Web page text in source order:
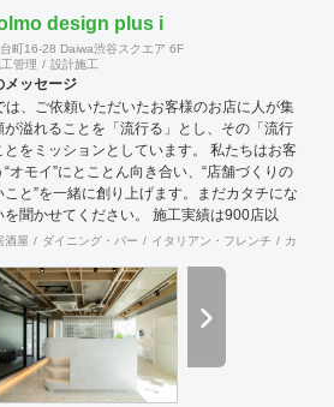
い方法で、アレルギー・シックハウス症
過敏症の方や健康な方にも良いとされ
一切使わない施工方法で無添加資材を使
応できます。多様な形で取り組んでおり
富な営業、デザイナー、設計士、建築士
監督がお客様をトータルサポート致しま
では自社の職人がおりますので、柔軟性や
る対応致します。 ＵＳＥＮやサカイ引越セ
企業でございますので工事のみならず、
にもご対応させていただく事も可能で
サービス有】チーパス・スマイル 協賛店
千葉市都市文化賞2020 カフェ新装工
掲載建築メディア 「アーキテクチャーフ
Top Topics 特集作品 マンション
工事物件 選出 ・『小さなベーカリー&
デザイン』単行本 全国で愛される１０
ー店舗新装工事物件 選出
design plus i
町16-28 Daiwa渋谷スクエア 6F
管理 設計施工
メッセージ
、ご依頼いただいたお客様のお店に人が集
が溢れることを「流行る」とし、その「流行
とをミッションとしています。 私たちは​​お客
オモイ”にとことん向き合い、“店舗づくりの
と”を一緒に創り上げます。まだカタチにな
を聞かせてください。 施工実績は900店以
社で直営美容室を13店舗を運営をしており
す。 ◉サービス ①テナント紹介サポート ②顧
マーケティング調査 ③資金調達サポート ④
デザイン提案 ⑤自社施工 ⑥ブランディング
ル ⑦お客様により沿ったアフターフォロー
話だけでも構いません。 お気軽にお問合せ
酒屋 ダイニング・バー イタリアン・フレンチ カフェ